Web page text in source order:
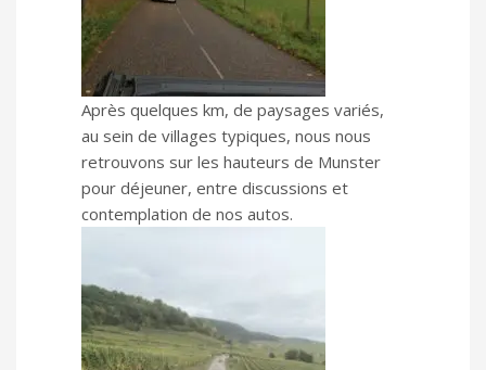
Après quelques km, de paysages variés,
au sein de villages typiques, nous nous
retrouvons sur les hauteurs de Munster
pour déjeuner, entre discussions et
contemplation de nos autos.